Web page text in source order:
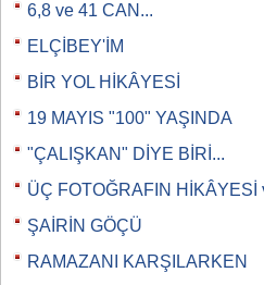
6,8 ve 41 CAN...
ELÇİBEY'İM
BİR YOL HİKÂYESİ
19 MAYIS "100" YAŞINDA
"ÇALIŞKAN" DİYE BİRİ...
ÜÇ FOTOĞRAFIN HİKÂYESİ
ŞAİRİN GÖÇÜ
RAMAZANI KARŞILARKEN